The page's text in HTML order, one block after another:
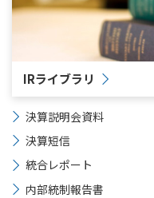
IRライブラリ
決算説明会資料
決算短信
統合レポート
内部統制報告書